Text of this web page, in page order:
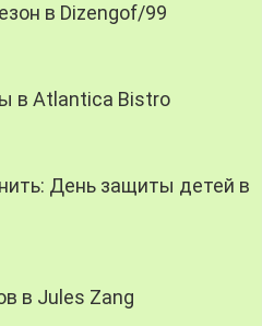
в Dizengof/99
в Atlantica Bistro
День защиты детей в
в Jules Zang